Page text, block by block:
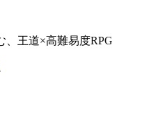
、王道×高難易度RPG